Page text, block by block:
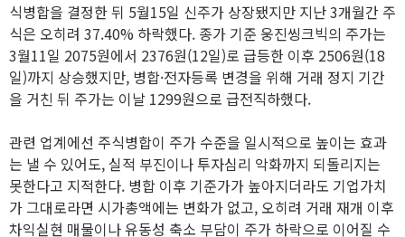
식병합을 결정한 뒤 5월15일 신주가 상장됐지만 지난 3개월간 주
식은 오히려 37.40% 하락했다. 종가 기준 웅진씽크빅의 주가는
3월11일 2075원에서 2376원(12일)로 급등한 이후 2506원(18
일)까지 상승했지만, 병합·전자등록 변경을 위해 거래 정지 기간
을 거친 뒤 주가는 이날 1299원으로 급전직하했다.
관련 업계에선 주식병합이 주가 수준을 일시적으로 높이는 효과
는 낼 수 있어도, 실적 부진이나 투자심리 악화까지 되돌리지는
못한다고 지적한다. 병합 이후 기준가가 높아지더라도 기업가치
가 그대로라면 시가총액에는 변화가 없고, 오히려 거래 재개 이후
차익실현 매물이나 유동성 축소 부담이 주가 하락으로 이어질 수